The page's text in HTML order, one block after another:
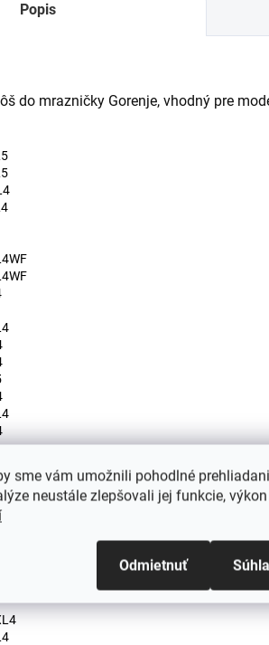
sme vám umožnili pohodlné
neustále zlepšovali jej funkcie,
Odmietnuť
Popis
do mrazničky Gorenje, vhodný pre